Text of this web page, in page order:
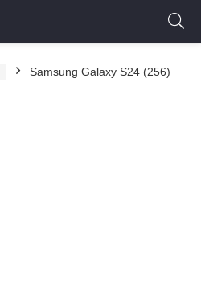
Samsung Galaxy S24 (256)